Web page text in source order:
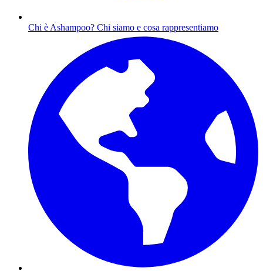
Chi è Ashampoo? Chi siamo e cosa rappresentiamo